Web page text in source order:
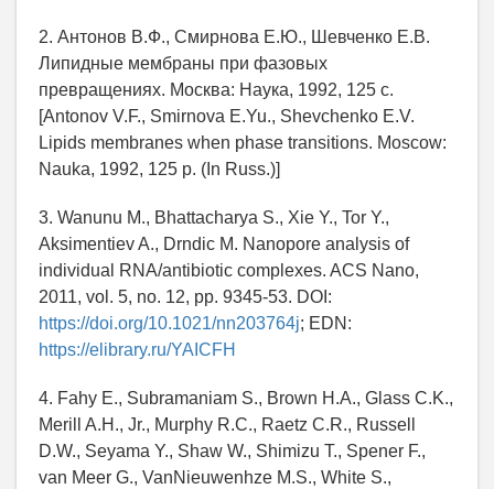
2. Антонов В.Ф., Смирнова Е.Ю., Шевченко Е.В.
Липидные мембраны при фазовых
превращениях. Москва: Наука, 1992, 125 с.
[Antonov V.F., Smirnova E.Yu., Shevchenko E.V.
Lipids membranes when phase transitions. Moscow:
Nauka, 1992, 125 p. (In Russ.)]
3. Wanunu M., Bhattacharya S., Xie Y., Tor Y.,
Aksimentiev A., Drndic M. Nanopore analysis of
individual RNA/antibiotic complexes. ACS Nano,
2011, vol. 5, no. 12, pp. 9345-53. DOI:
https://doi.org/10.1021/nn203764j; EDN:
https://elibrary.ru/YAICFH
4. Fahy E., Subramaniam S., Brown H.A., Glass C.K.,
Merill A.H., Jr., Murphy R.C., Raetz C.R., Russell
D.W., Seyama Y., Shaw W., Shimizu T., Spener F.,
van Meer G., VanNieuwenhze M.S., White S.,